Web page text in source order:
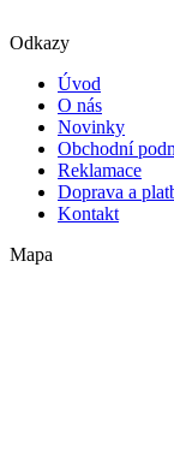
Odkazy
Úvod
O nás
Novinky
Obchodní
Reklamace
Doprava a
Kontakt
Mapa